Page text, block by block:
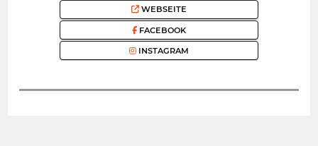
WEBSEITE
FACEBOOK
INSTAGRAM